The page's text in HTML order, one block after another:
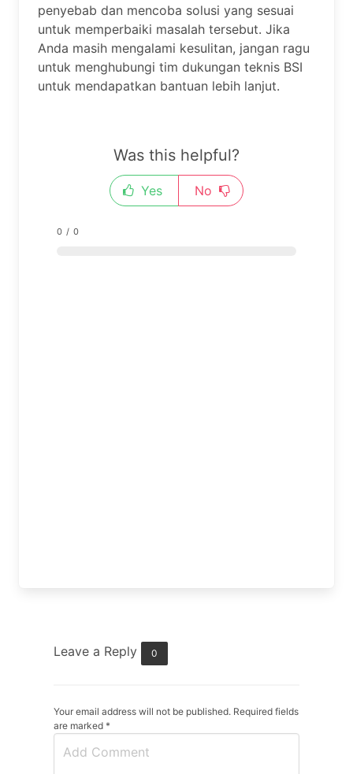
penyebab dan mencoba solusi yang sesuai
untuk memperbaiki masalah tersebut. Jika
Anda masih mengalami kesulitan, jangan ragu
untuk menghubungi tim dukungan teknis BSI
untuk mendapatkan bantuan lebih lanjut.
Was this helpful?
Yes No
0 / 0
Leave a Reply 0
Your email address will not be published. Required fields
are marked *